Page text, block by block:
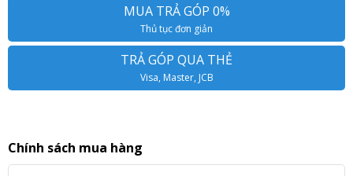
MUA TRẢ GÓP 0%
Thủ tục đơn giản
TRẢ GÓP QUA THẺ
Visa, Master, JCB
Chính sách mua hàng